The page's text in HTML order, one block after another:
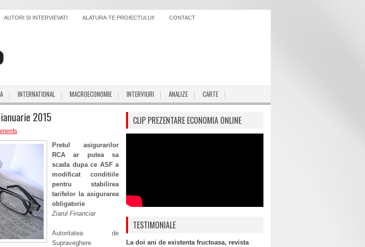
AUTORI SI INTERVIEVATI ALATURA-TE PROIECTULUI! CONTACT
INTERNATIONAL MACROECONOMIE INTERVIURI ANALIZE CARTE
2015
Pretul asigurarilor
RCA ar putea sa
scada dupa ce ASF a
modificat conditiile
pentru stabilirea
tarifelor la asigurarea
obligatorie
Ziarul Financiar
Autoritatea de
Supraveghere
CLIP PREZENTARE ECONOMIA ONLINE
TESTIMONIALE
La doi ani de existenta fructoasa, revista